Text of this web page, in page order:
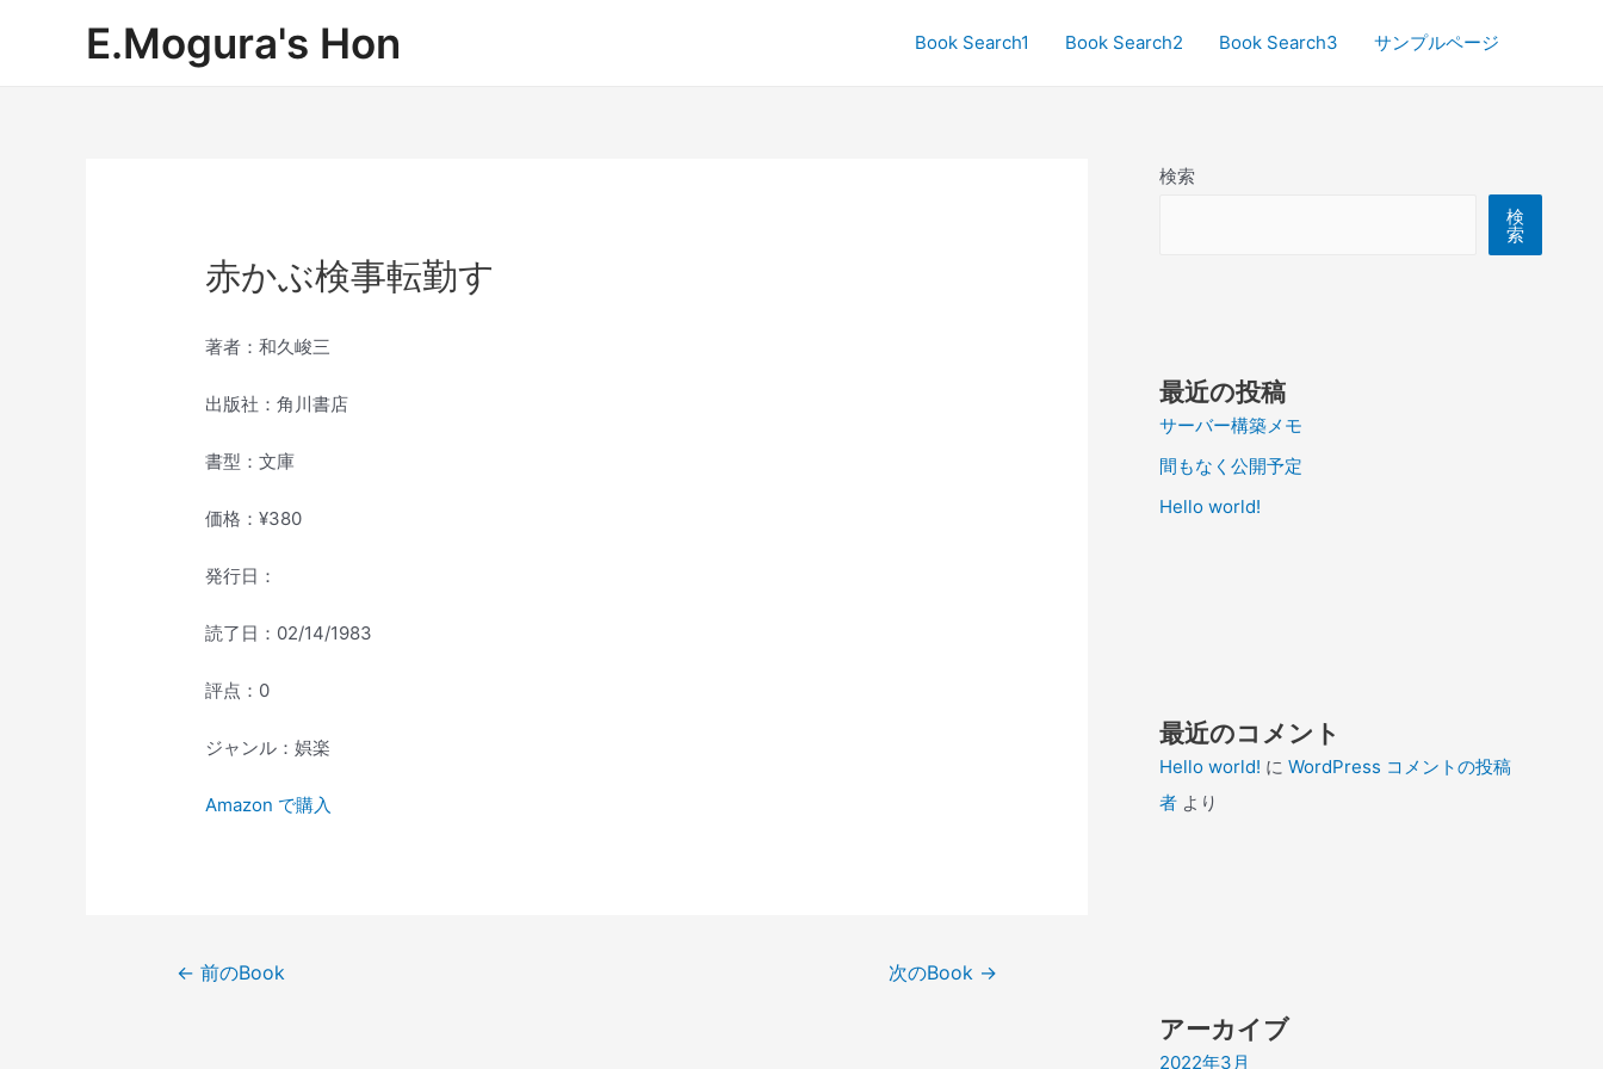
E.Mogura's Hon Book Search1 Book Search2 Book Search3 サンプルページ
赤かぶ検事転勤す
著者：和久峻三
出版社：角川書店
書型：文庫
価格：¥380
発行日：
読了日：02/14/1983
評点：0
ジャンル：娯楽
Amazon で購入
← 前のBook 次のBook →
検索
検
索
最近の投稿
サーバー構築メモ
間もなく公開予定
Hello world!
最近のコメント
Hello world! に WordPress コメントの投稿
者 より
アーカイブ
2022年3月